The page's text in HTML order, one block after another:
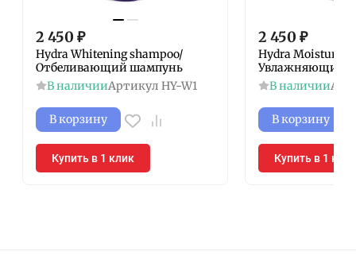
2 450 ₽
Hydra Whitening shampoo/
Отбеливающий шампунь
В наличииАртикул HY-W1
В корзину
Купить в 1 клик
2 450 ₽
Hydra
Увлажняющий
В наличии
В корзину
Купить в 1 клик